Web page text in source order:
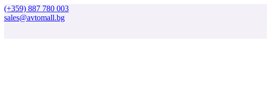
(+359) 887 780 003
sales@avtomall.bg